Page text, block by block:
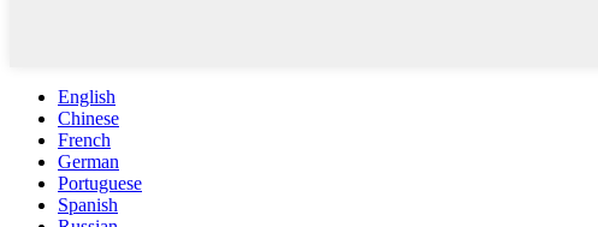
English
Chinese
French
German
Portuguese
Spanish